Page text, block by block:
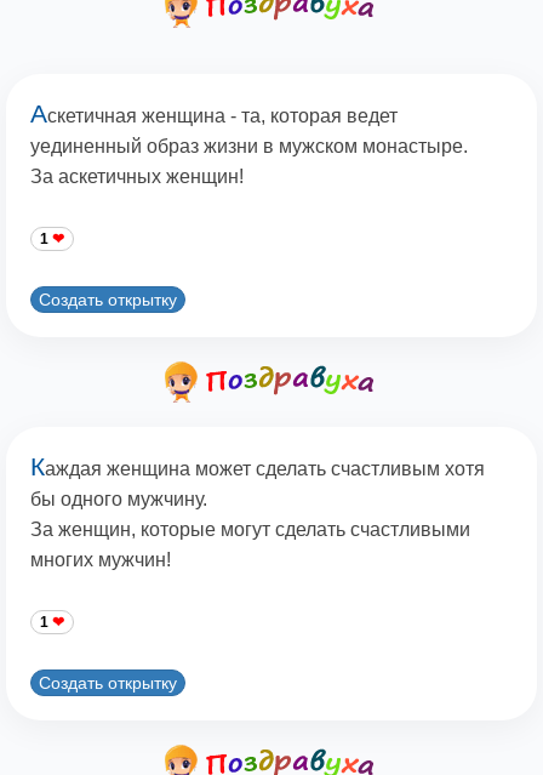
Аскетичная женщина - та, которая ведет
уединенный образ жизни в мужском монастыре.
За аскетичных женщин!
1
Создать открытку
Каждая женщина может сделать счастливым хотя
бы одного мужчину.
За женщин, которые могут сделать счастливыми
многих мужчин!
1
Создать открытку